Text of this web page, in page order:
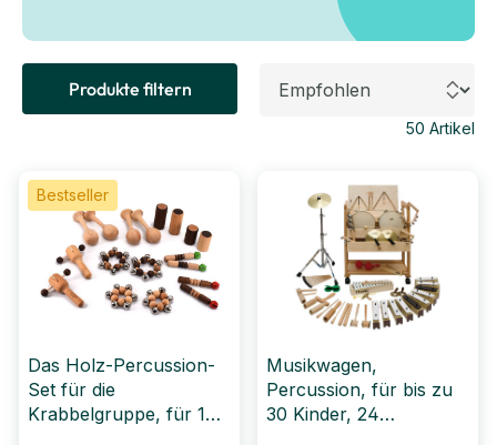
Produkte filtern
50 Artikel
Bestseller
Das Holz-Percussion-
Set für die
Krabbelgruppe, für 10
Musikwagen,
Percussion, für bis zu
30 Kinder, 24